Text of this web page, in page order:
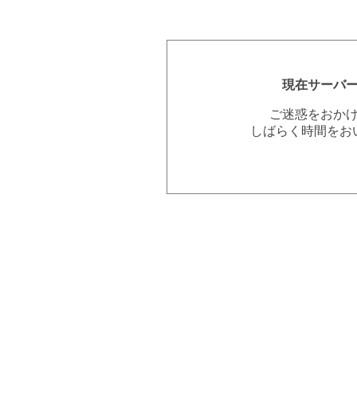
現在サーバ
ご迷惑をおか
しばらく時間を